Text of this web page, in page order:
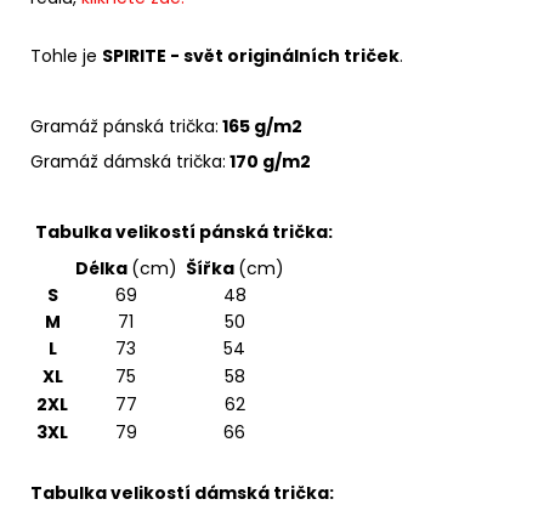
Tohle je SPIRITE - svět originálních triček.
Gramáž pánská trička: 165 g/m2
Gramáž dámská trička: 170 g/m2
Tabulka velikostí pánská trička:
Délka (cm) Šířka (cm)
S
69
48
M
71
50
L
73
54
XL
75
58
2XL
77
62
3XL
79 66
Tabulka velikostí dámská trička: